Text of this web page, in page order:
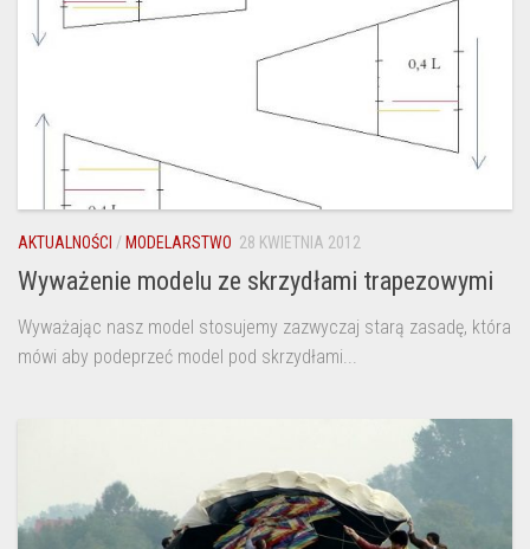
AKTUALNOŚCI /MODELARSTWO 28 KWIETNIA 2012
Wyważenie modelu ze skrzydłami trapezowymi
Wyważając nasz model stosujemy zazwyczaj starą zasadę, która
mówi aby podeprzeć model pod skrzydłami...